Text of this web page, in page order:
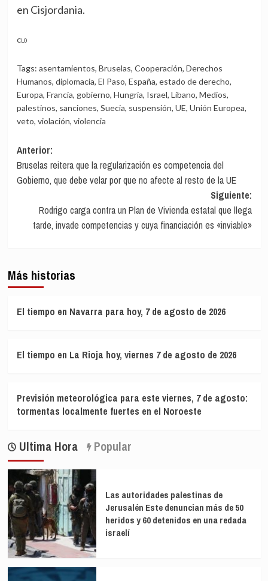
en Cisjordania.
CL0
Tags: asentamientos, Bruselas, Cooperación, Derechos
Humanos, diplomacia, El Paso, España, estado de derecho,
Europa, Francia, gobierno, Hungría, Israel, Líbano, Medios,
palestinos, sanciones, Suecia, suspensión, UE, Unión Europea,
veto, violación, violencia
Navegación
de
entradas
Anterior:
Bruselas reitera que la regularización es competencia del
Gobierno, que debe velar por que no afecte al resto de la UE
Siguiente:
Rodrigo carga contra un Plan de Vivienda estatal que llega
tarde, invade competencias y cuya financiación es «inviable»
Más historias
El tiempo en Navarra para hoy, 7 de agosto de 2026
El tiempo en La Rioja hoy, viernes 7 de agosto de 2026
Previsión meteorológica para este viernes, 7 de agosto:
tormentas localmente fuertes en el Noroeste
Ultima Hora Popular
Las autoridades palestinas de
Jerusalén Este denuncian más de 50
heridos y 60 detenidos en una redada
israelí